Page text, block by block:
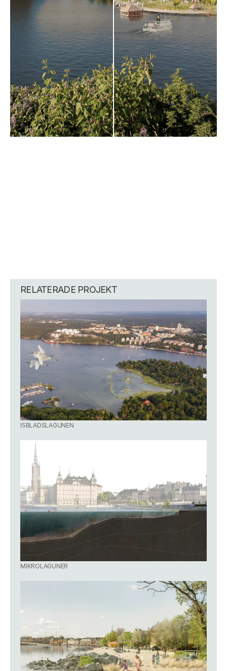
RELATERADE PROJEKT
ISBLADSLAGUNEN
MIKROLAGUNER